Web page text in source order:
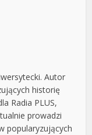
Autor
historię
Radia PLUS,
prowadzi
popularyzujących